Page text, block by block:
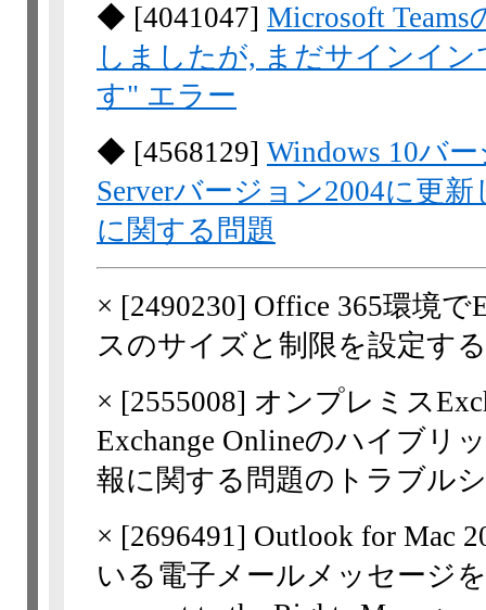
◆ [4041047] Microsoft
しましたが, まだサインイ
す" エラー
◆ [4568129] Windows 10バ
Serverバージョン2004に更
に関する問題
× [2490230] Office 365環境で
スのサイズと制限を設定す
× [2555008] オンプレミス
Exchange Onlineのハイブリ
報に関する問題のトラブル
× [2696491] Outlook for Mac
いる電子メールメッセージ